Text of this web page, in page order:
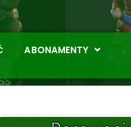
ABONAMENTY